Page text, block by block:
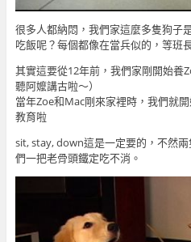
很多人都納悶，我們家這麼多隻狗子
吃飯呢？每個都像在當兵似的，等班
其實這要從12年前，我們家剛開始養
聽阿嬤講古啦～）
當年Zoe和Mac剛來家裡時，我們就
教育啦
sit, stay, down這是一定要的，不然
們一把老骨頭鐵定吃不消。